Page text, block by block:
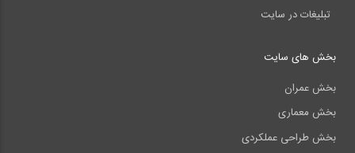
تبلیغات در سایت
بخش های سایت
بخش عمران
بخش معماری
بخش طراحی عملکردی